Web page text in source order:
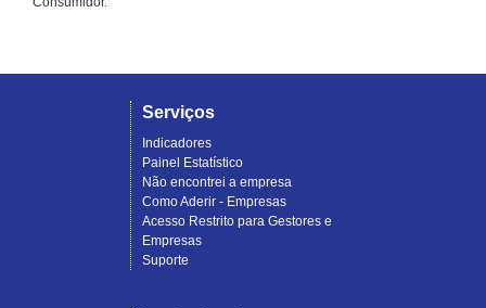
Serviços
Indicadores
Painel Estatístico
Não encontrei a empresa
Como Aderir - Empresas
Acesso Restrito para Gestores e
Empresas
Suporte